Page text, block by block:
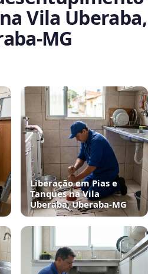
Vila Uberaba,
Liberação em Pias e
Tanques na Vila
Uberaba, Uberaba‑MG